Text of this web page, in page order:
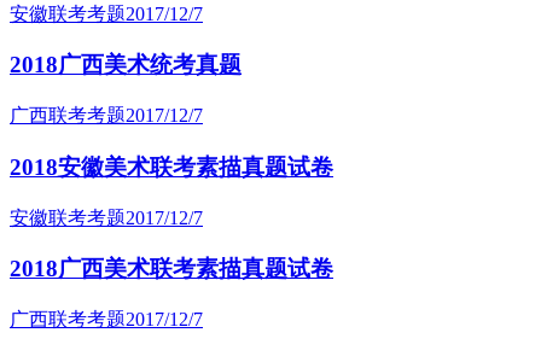
安徽联考考题2017/12/7
2018广西美术统考真题
广西联考考题2017/12/7
2018安徽美术联考素描真题试卷
安徽联考考题2017/12/7
2018广西美术联考素描真题试卷
广西联考考题2017/12/7